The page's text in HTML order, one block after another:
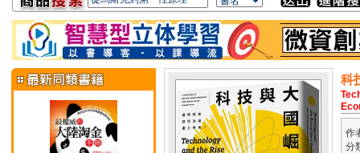
科
作
分